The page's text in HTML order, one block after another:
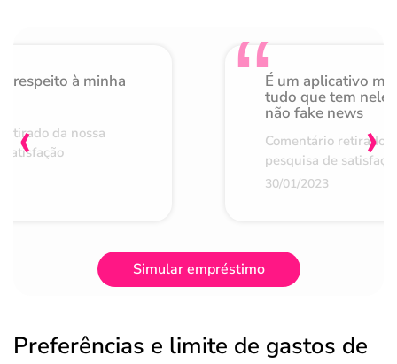
respeito à minha
da nossa
É um aplicativo
tudo que tem nele
não fake news
Comentário retirado
pesquisa de
30/01/2023
‹ ›
Simular empréstimo
Preferências e limite de gastos de